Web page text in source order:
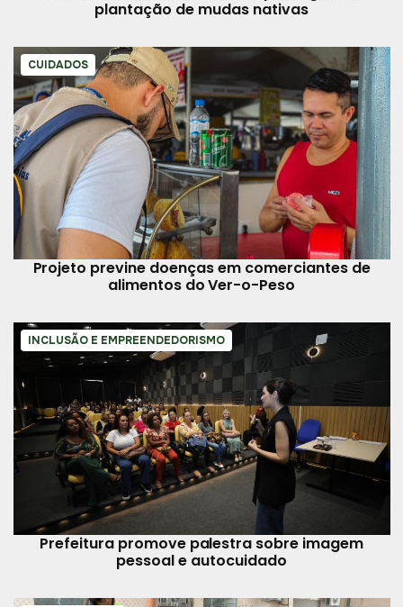
plantação de mudas nativas
CUIDADOS
Projeto previne doenças em comerciantes de
alimentos do Ver-o-Peso
INCLUSÃO E EMPREENDEDORISMO
Prefeitura promove palestra sobre imagem
pessoal e autocuidado